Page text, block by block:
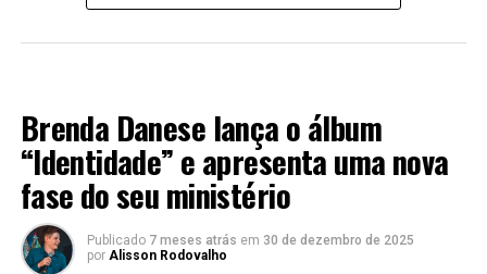
Brenda Danese lança o álbum
“Identidade” e apresenta uma nova
fase do seu ministério
Publicado 7 meses atrás em 30 de dezembro de 2025
por Alisson Rodovalho